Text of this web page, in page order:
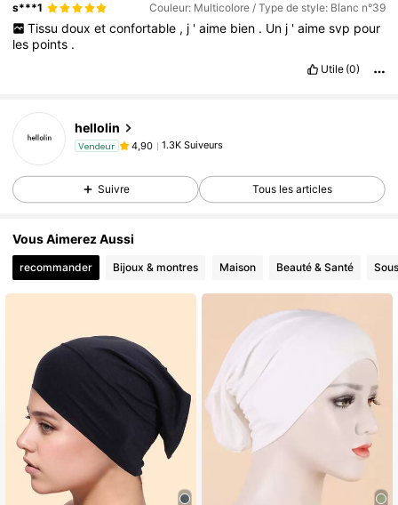
s***1 Couleur: Multicolore / Type de style: Blanc n°39
Tissu doux et confortable , j ' aime bien . Un j ' aime svp pour
les points .
Utile (0)
hellolin
Vendeur 4,90 1.3K Suiveurs
Suivre Tous les articles
Vous Aimerez Aussi
recommander Bijoux & montres Maison Beauté & Santé